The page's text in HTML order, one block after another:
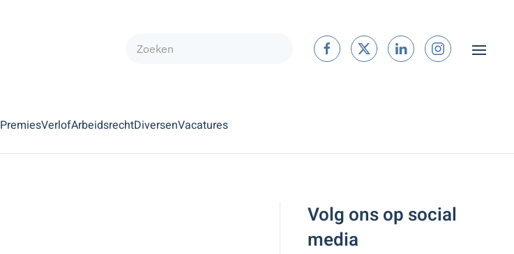
PremiesVerlofArbeidsrechtDiversenVacatures
Volg ons op social
media